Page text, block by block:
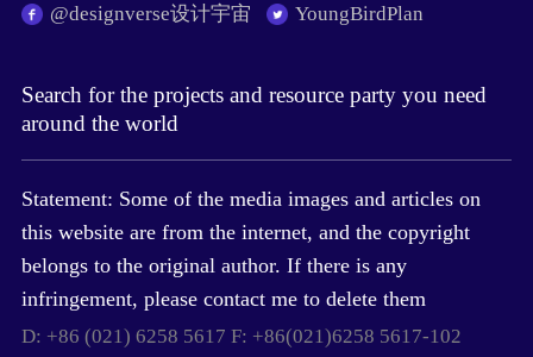
@designverse设计宇宙 YoungBirdPlan
Search for the projects and resource party you need
around the world
Statement: Some of the media images and articles on
this website are from the internet, and the copyright
belongs to the original author. If there is any
infringement, please contact me to delete them
D: +86 (021) 6258 5617 F: +86(021)6258 5617-102